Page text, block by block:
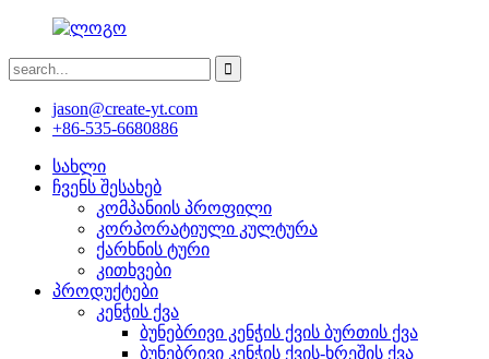
jason@create-yt.com
+86-535-6680886
სახლი
ჩვენს შესახებ
კომპანიის პროფილი
კორპორატიული კულტურა
ქარხნის ტური
კითხვები
პროდუქტები
კენჭის ქვა
ბუნებრივი კენჭის ქვის ბურთის ქვა
ბუნებრივი კენჭის ქვის-ხრეშის ქვა